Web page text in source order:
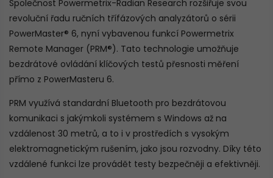
Společnost Powermetrix-Radian Research rozšiřuje svou
revoluční řadu ručních třífázových analyzátorů o sérii
PowerMaster® 6, nyní vybavenou funkcí Powermetrix
Remote Manager (PRM®). Tato technologie umožňuje
bezdrátové ovládání klíčových testů přesnosti měření
přímo z PowerMasteru 6.
PRM využívá standardní Bluetooth pro bezdrátovou
komunikaci s jakýmkoli systémem s Windows až na
vzdálenost 30 metrů, a to i v prostředích s vysokým
elektromagnetickým rušením, jako jsou rozvodny. Díky této
vzdálené funkci lze provádět testy bezpečněji a efektivněji.